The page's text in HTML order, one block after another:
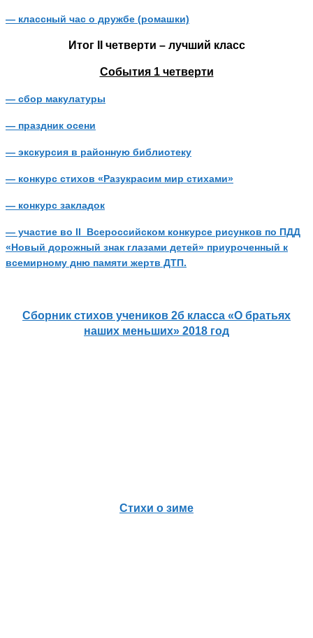
— классный час о дружбе (ромашки)
Итог II четверти – лучший класс
События 1 четверти
— сбор макулатуры
— праздник осени
— экскурсия в районную библиотеку
— конкурс стихов «Разукрасим мир стихами»
— конкурс закладок
— участие во II Всероссийском конкурсе рисунков по ПДД
«Новый дорожный знак глазами детей» приуроченный к
всемирному дню памяти жертв ДТП.
Сборник стихов учеников 2б класса «О братьях
наших меньших» 2018 год
Стихи о зиме